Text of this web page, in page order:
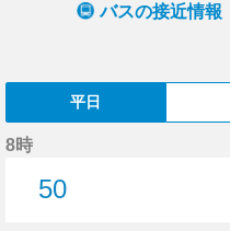
バスの接近情報
平日
8時
50